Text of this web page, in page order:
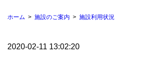
ホーム 施設のご案内 施設利用状況
2020-02-11 13:02:20